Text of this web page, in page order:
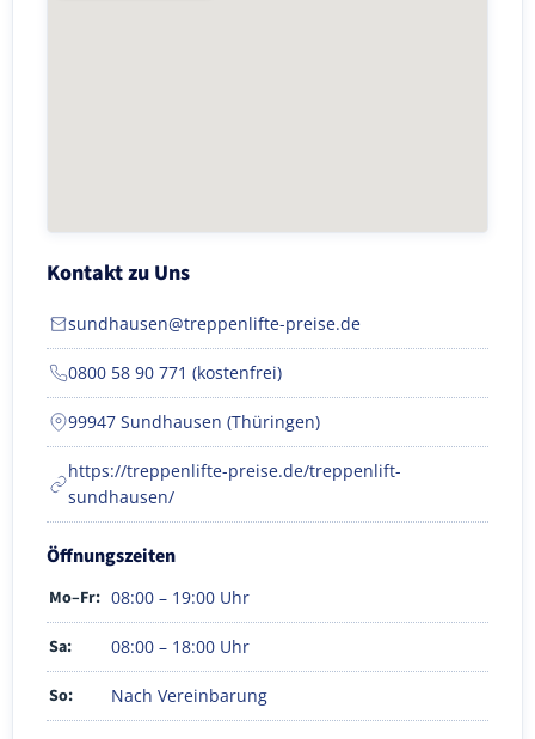
Kontakt zu Uns
sundhausen@treppenlifte-preise.de
0800 58 90 771 (kostenfrei)
99947 Sundhausen (Thüringen)
https://treppenlifte-preise.de/treppenlift-
sundhausen/
Öffnungszeiten
Mo–Fr: 08:00 – 19:00 Uhr
Sa: 08:00 – 18:00 Uhr
So: Nach Vereinbarung